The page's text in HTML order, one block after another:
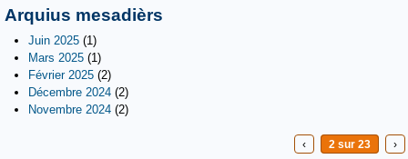
Arquius mesadièrs
Juin 2025 (1)
Mars 2025 (1)
Février 2025 (2)
Décembre 2024 (2)
Novembre 2024 (2)
‹ 2 sur 23 ›